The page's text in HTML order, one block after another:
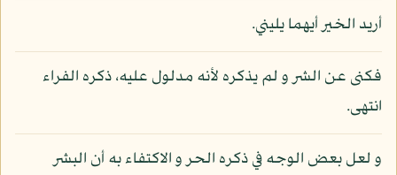
أريد الخير أيهما يليني.
فكنى عن الشر و لم يذكره لأنه مدلول عليه، ذكره الفراء
انتهى.
و لعل بعض الوجه في ذكره الحر و الاكتفاء به أن البشر